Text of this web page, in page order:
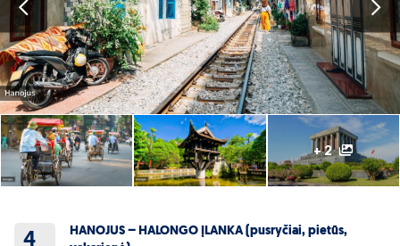
+ 2
4
HANOJUS – HALONGO ĮLANKA (pusryčiai, pietūs,